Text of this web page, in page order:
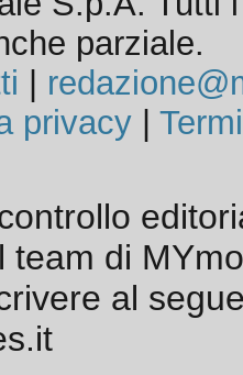
parziale.
privacy|
team di
al